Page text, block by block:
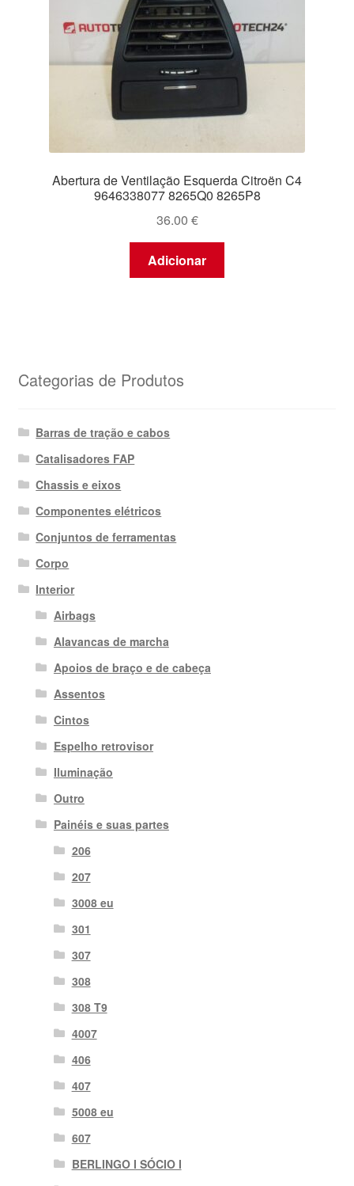
Abertura de Ventilação Esquerda Citroën C4
9646338077 8265Q0 8265P8
36.00 €
Adicionar
Categorias de Produtos
Barras de tração e cabos
Catalisadores FAP
Chassis e eixos
Componentes elétricos
Conjuntos de ferramentas
Corpo
Interior
Airbags
Alavancas de marcha
Apoios de braço e de cabeça
Assentos
Cintos
Espelho retrovisor
Iluminação
Outro
Painéis e suas partes
206
207
3008 eu
301
307
308
308 T9
4007
406
407
5008 eu
607
BERLINGO I SÓCIO I